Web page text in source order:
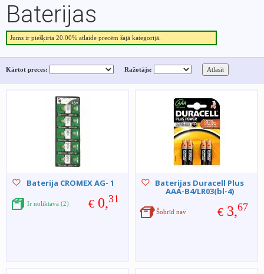
Baterijas
Jums ir piešķirta 20.00% atlaide precēm šajā kategorijā.
Kārtot preces: Ražotājs:
Baterija CROMEX AG- 1
€ 0,31
Ir noliktavā (2)
Baterijas Duracell Plus
AAA-B4/LR03(bl-4)
€ 3,67
Šobrīd nav